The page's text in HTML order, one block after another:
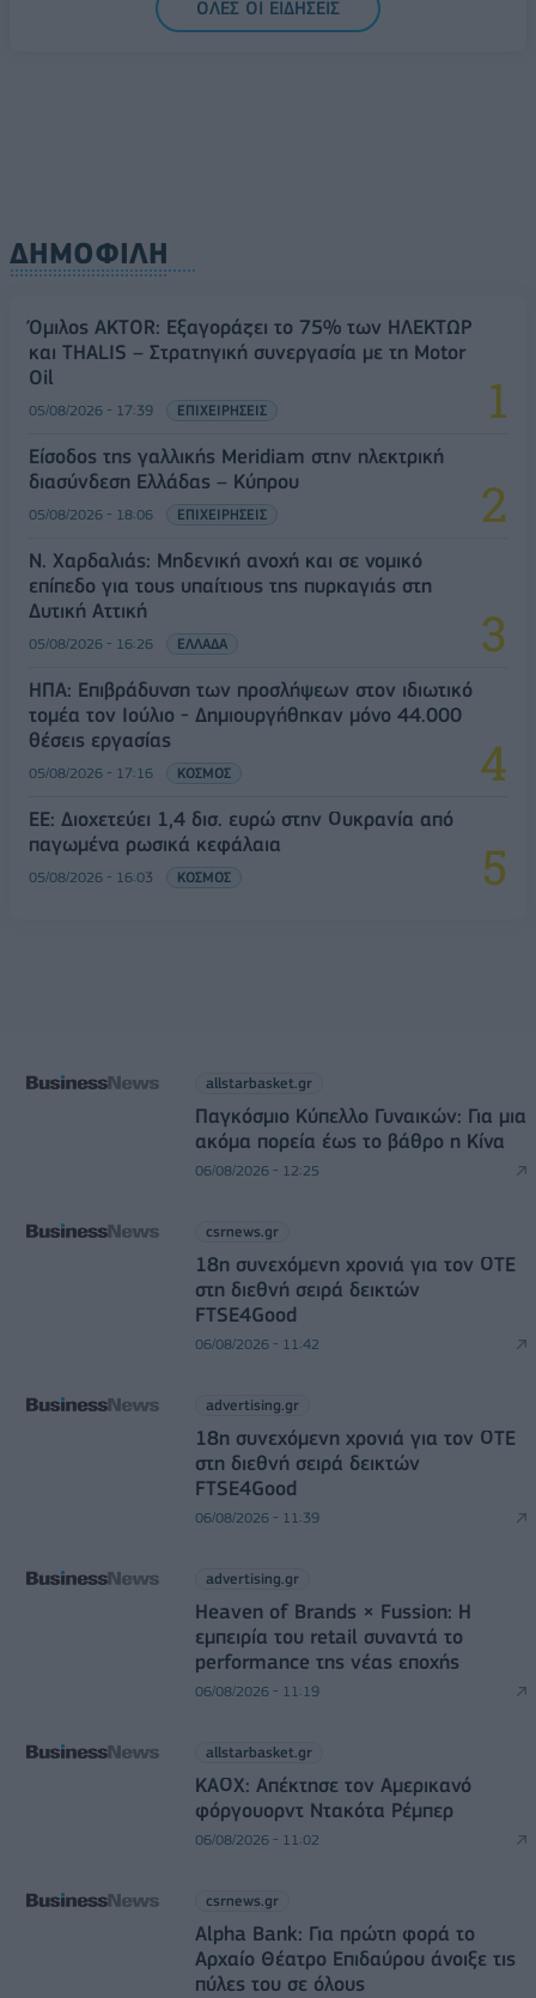
ΟΛΕΣ ΟΙ ΕΙΔΗΣΕΙΣ
ΔΗΜΟΦΙΛΗ
Όμιλος AKTOR: Εξαγοράζει το 75% των ΗΛΕΚΤΩΡ
και THALIS – Στρατηγική συνεργασία με τη Motor
Oil
05/08/2026 - 17:39 ΕΠΙΧΕΙΡΗΣΕΙΣ
Είσοδος της γαλλικής Meridiam στην ηλεκτρική
διασύνδεση Ελλάδας – Κύπρου
05/08/2026 - 18:06 ΕΠΙΧΕΙΡΗΣΕΙΣ
Ν. Χαρδαλιάς: Μηδενική ανοχή και σε νομικό
επίπεδο για τους υπαίτιους της πυρκαγιάς στη
Δυτική Αττική
05/08/2026 - 16:26 ΕΛΛΑΔΑ
ΗΠΑ: Επιβράδυνση των προσλήψεων στον ιδιωτικό
τομέα τον Ιούλιο - Δημιουργήθηκαν μόνο 44.000
θέσεις εργασίας
05/08/2026 - 17:16 ΚΟΣΜΟΣ
ΕΕ: Διοχετεύει 1,4 δισ. ευρώ στην Ουκρανία από
παγωμένα ρωσικά κεφάλαια
05/08/2026 - 16:03 ΚΟΣΜΟΣ
allstarbasket.gr
Παγκόσμιο Κύπελλο Γυναικών: Για μια
ακόμα πορεία έως το βάθρο η Κίνα
06/08/2026 - 12:25
csrnews.gr
18η συνεχόμενη χρονιά για τον ΟΤΕ
στη διεθνή σειρά δεικτών
FTSE4Good
06/08/2026 - 11:42
advertising.gr
18η συνεχόμενη χρονιά για τον ΟΤΕ
στη διεθνή σειρά δεικτών
FTSE4Good
06/08/2026 - 11:39
advertising.gr
Heaven of Brands × Fussion: Η
εμπειρία του retail συναντά το
performance της νέας εποχής
06/08/2026 - 11:19
allstarbasket.gr
ΚΑΟΧ: Απέκτησε τον Αμερικανό
φόργουορντ Ντακότα Ρέμπερ
06/08/2026 - 11:02
csrnews.gr
Alpha Bank: Για πρώτη φορά το
Αρχαίο Θέατρο Επιδαύρου άνοιξε τις
πύλες του σε όλους